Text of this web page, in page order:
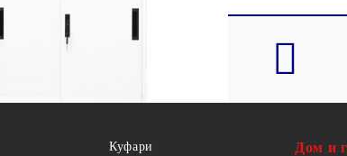
Куфари
Дом и